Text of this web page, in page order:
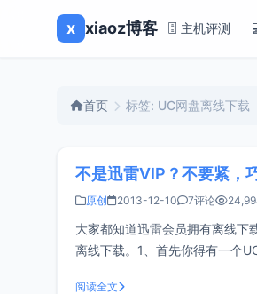
x xiaoz博客 🗄️ 主机评测
首页 标签: UC网盘离线下载
不是迅雷VIP？不要紧，
原创 2013-12-10 7评论
大家都知道迅雷会员拥有离线下
离线下载。1、首先你得有一个
阅读全文